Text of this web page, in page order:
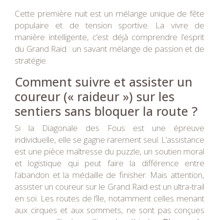
Cette première nuit est un mélange unique de fête
populaire et de tension sportive. La vivre de
manière intelligente, c’est déjà comprendre l’esprit
du Grand Raid : un savant mélange de passion et de
stratégie.
Comment suivre et assister un
coureur (« raideur ») sur les
sentiers sans bloquer la route ?
Si la Diagonale des Fous est une épreuve
individuelle, elle se gagne rarement seul. L’assistance
est une pièce maîtresse du puzzle, un soutien moral
et logistique qui peut faire la différence entre
l’abandon et la médaille de finisher. Mais attention,
assister un coureur sur le Grand Raid est un ultra-trail
en soi. Les routes de l’île, notamment celles menant
aux cirques et aux sommets, ne sont pas conçues